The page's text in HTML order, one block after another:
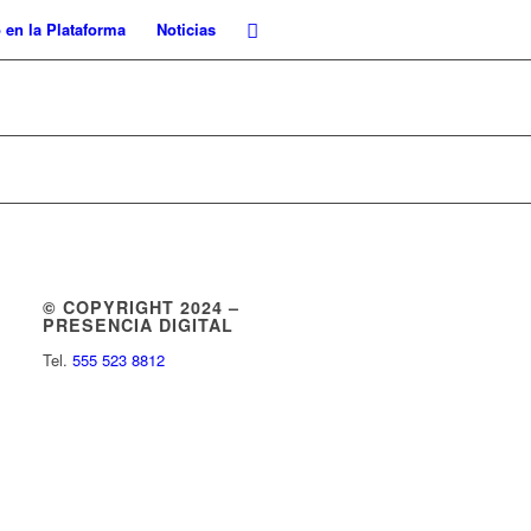
la Plataforma Noticias
© COPYRIGHT 2024 –
PRESENCIA DIGITAL
Tel.555 523 8812